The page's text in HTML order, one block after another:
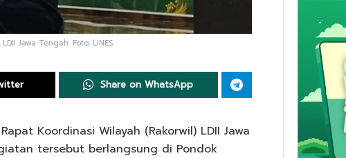
Jawa Tengah. Foto: LINES.
Share on WhatsApp
Koordinasi Wilayah (Rakorwil) LDII Jawa
tersebut berlangsung di Pondok